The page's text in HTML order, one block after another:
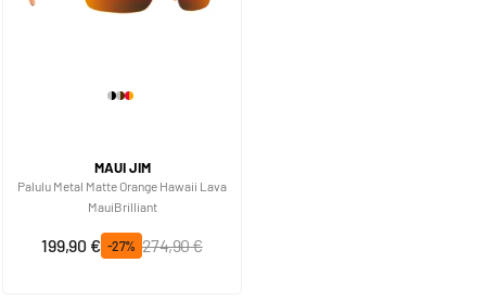
MAUI JIM
Palulu Metal Matte Orange Hawaii Lava
MauiBrilliant
Prix spécial
199,90 € -27%
Prix normal
274,90 €